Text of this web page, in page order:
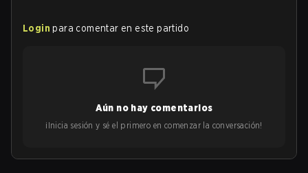
Login para comentar en este partido
Aún no hay comentarios
¡Inicia sesión y sé el primero en comenzar la conversación!